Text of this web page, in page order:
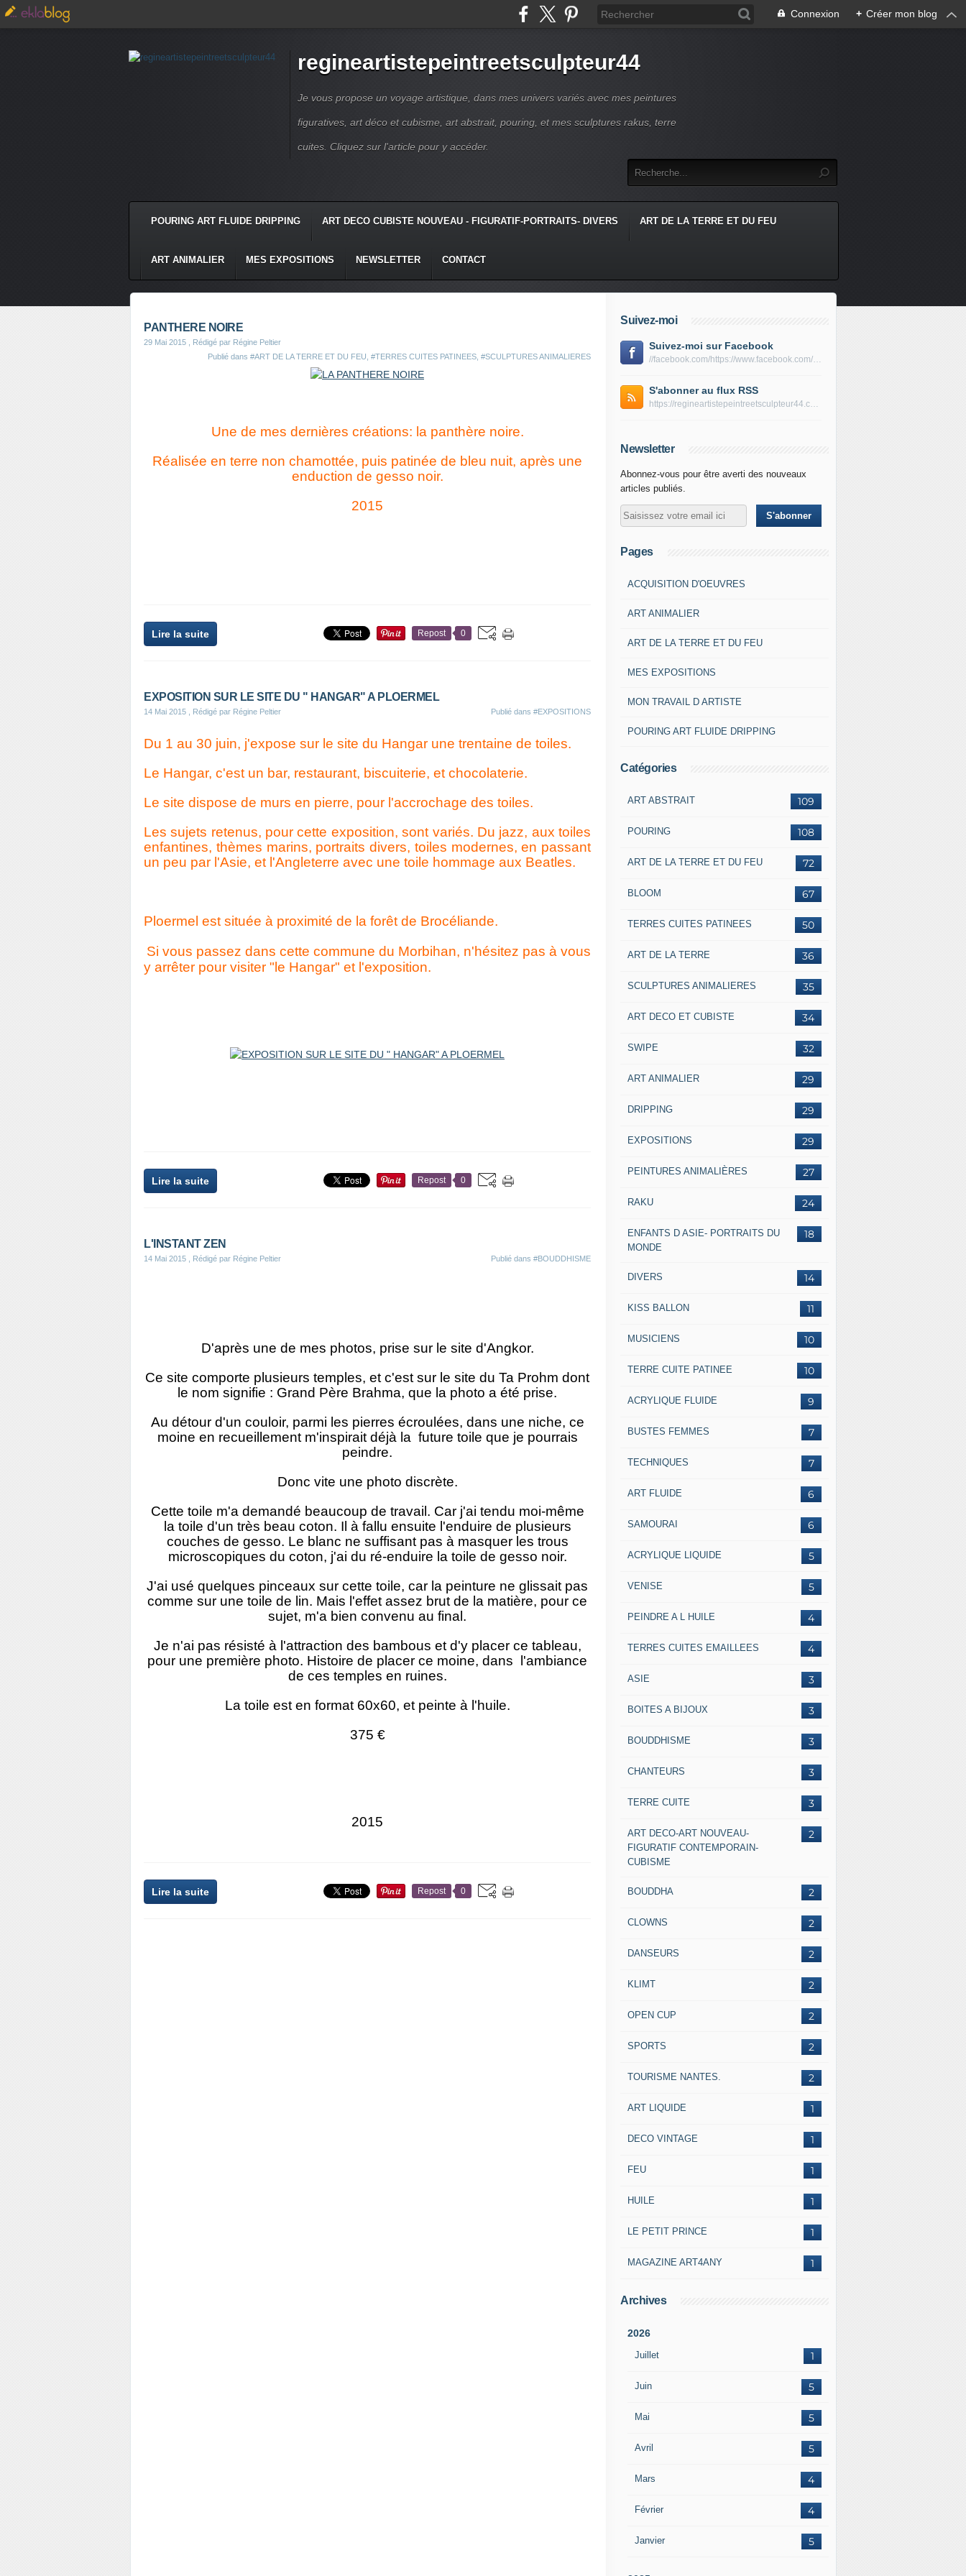
Connexion + Créer mon blog
regineartistepeintreetsculpteur44
Je vous propose un voyage artistique, dans mes univers variés avec mes peintures
figuratives, art déco et cubisme, art abstrait, pouring, et mes sculptures rakus, terre
cuites. Cliquez sur l'article pour y accéder.
POURING ART FLUIDE DRIPPING ART DECO CUBISTE NOUVEAU - FIGURATIF-PORTRAITS- DIVERS ART DE LA TERRE ET DU FEU
ART ANIMALIER MES EXPOSITIONS NEWSLETTER CONTACT
PANTHERE NOIRE
29 Mai 2015 , Rédigé par Régine Peltier
Publié dans #ART DE LA TERRE ET DU FEU #TERRES CUITES PATINEES #SCULPTURES ANIMALIERES
Une de mes dernières créations: la panthère noire.
Réalisée en terre non chamottée, puis patinée de bleu nuit, après une
enduction de gesso noir.
2015
Lire la suite Repost 0
EXPOSITION SUR LE SITE DU " HANGAR" A PLOERMEL
14 Mai 2015 , Rédigé par Régine Peltier Publié dans #EXPOSITIONS
Du 1 au 30 juin, j'expose sur le site du Hangar une trentaine de toiles.
Le Hangar, c'est un bar, restaurant, biscuiterie, et chocolaterie.
Le site dispose de murs en pierre, pour l'accrochage des toiles.
Les sujets retenus, pour cette exposition, sont variés. Du jazz, aux toiles
enfantines, thèmes marins, portraits divers, toiles modernes, en passant
un peu par l'Asie, et l'Angleterre avec une toile hommage aux Beatles.
Ploermel est située à proximité de la forêt de Brocéliande.
Si vous passez dans cette commune du Morbihan, n'hésitez pas à vous
y arrêter pour visiter "le Hangar" et l'exposition.
Lire la suite Repost 0
L'INSTANT ZEN
14 Mai 2015 , Rédigé par Régine Peltier Publié dans #BOUDDHISME
D'après une de mes photos, prise sur le site d'Angkor.
Ce site comporte plusieurs temples, et c'est sur le site du Ta Prohm dont
le nom signifie : Grand Père Brahma, que la photo a été prise.
Au détour d'un couloir, parmi les pierres écroulées, dans une niche, ce
moine en recueillement m'inspirait déjà la future toile que je pourrais
peindre.
Donc vite une photo discrète.
Cette toile m'a demandé beaucoup de travail. Car j'ai tendu moi-même
la toile d'un très beau coton. Il à fallu ensuite l'enduire de plusieurs
couches de gesso. Le blanc ne suffisant pas à masquer les trous
microscopiques du coton, j'ai du ré-enduire la toile de gesso noir.
J'ai usé quelques pinceaux sur cette toile, car la peinture ne glissait pas
comme sur une toile de lin. Mais l'effet assez brut de la matière, pour ce
sujet, m'a bien convenu au final.
Je n'ai pas résisté à l'attraction des bambous et d'y placer ce tableau,
pour une première photo. Histoire de placer ce moine, dans l'ambiance
de ces temples en ruines.
La toile est en format 60x60, et peinte à l'huile.
375 €
2015
Lire la suite Repost 0
Suivez-moi
Suivez-moi sur Facebook
//facebook.com/https://www.facebook.com/peltierregine
S'abonner au flux RSS
https://regineartistepeintreetsculpteur44.com/rss
Newsletter
Abonnez-vous pour être averti des nouveaux
articles publiés.
Pages
ACQUISITION D'OEUVRES
ART ANIMALIER
ART DE LA TERRE ET DU FEU
MES EXPOSITIONS
MON TRAVAIL D ARTISTE
POURING ART FLUIDE DRIPPING
Catégories
109
ART ABSTRAIT
108
POURING
72
ART DE LA TERRE ET DU FEU
67
BLOOM
50
TERRES CUITES PATINEES
36
ART DE LA TERRE
35
SCULPTURES ANIMALIERES
34
ART DECO ET CUBISTE
32
SWIPE
29
ART ANIMALIER
29
DRIPPING
29
EXPOSITIONS
27
PEINTURES ANIMALIÈRES
24
RAKU
18
ENFANTS D ASIE- PORTRAITS DU
MONDE
14
DIVERS
11
KISS BALLON
10
MUSICIENS
10
TERRE CUITE PATINEE
9
ACRYLIQUE FLUIDE
7
BUSTES FEMMES
7
TECHNIQUES
6
ART FLUIDE
6
SAMOURAI
5
ACRYLIQUE LIQUIDE
5
VENISE
4
PEINDRE A L HUILE
4
TERRES CUITES EMAILLEES
3
ASIE
3
BOITES A BIJOUX
3
BOUDDHISME
3
CHANTEURS
3
TERRE CUITE
2
ART DECO-ART NOUVEAU-
FIGURATIF CONTEMPORAIN-
CUBISME
2
BOUDDHA
2
CLOWNS
2
DANSEURS
2
KLIMT
2
OPEN CUP
2
SPORTS
2
TOURISME NANTES.
1
ART LIQUIDE
1
DECO VINTAGE
1
FEU
1
HUILE
1
LE PETIT PRINCE
1
MAGAZINE ART4ANY
Archives
2026
Juillet 1
Juin 5
Mai 5
Avril 5
Mars 4
Février 4
Janvier 5